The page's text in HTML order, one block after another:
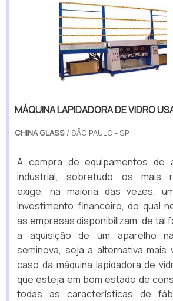
MÁQUINA LAPIDADORA DE VIDRO
CHINA GLASS / SÃO PAULO - SP
A compra de equipamentos de
industrial, sobretudo os mais
exige, na maioria das vezes,
investimento financeiro, do qual
as empresas disponibilizam, de tal
a aquisição de um aparelho
seminova, seja a alternativa mais
caso da máquina lapidadora de
que esteja em bom estado de
todas as características de